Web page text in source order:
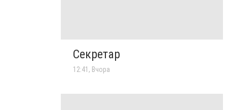
Секретар
12:41, Вчора